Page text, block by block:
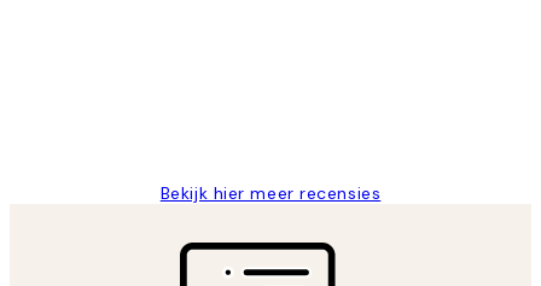
Bekijk hier meer recensies